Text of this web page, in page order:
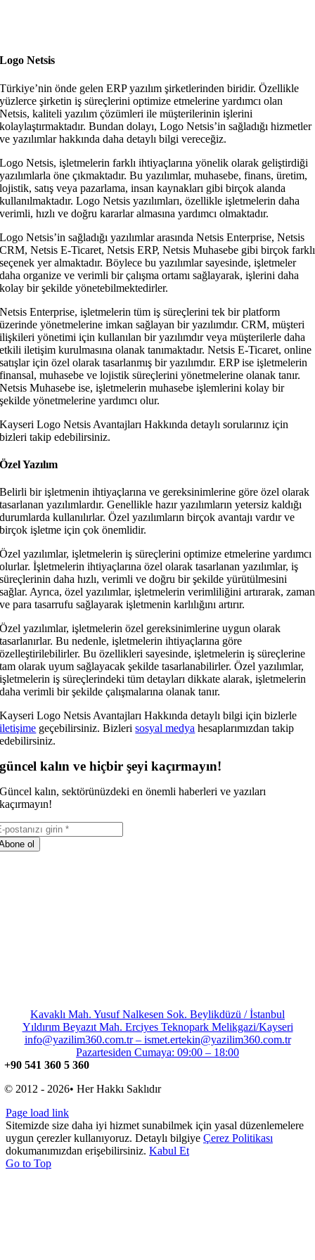
Logo Netsis
Türkiye’nin önde gelen ERP yazılım şirketlerinden biridir. Özellikle
yüzlerce şirketin iş süreçlerini optimize etmelerine yardımcı olan
Netsis, kaliteli yazılım çözümleri ile müşterilerinin işlerini
kolaylaştırmaktadır. Bundan dolayı, Logo Netsis’in sağladığı hizmetler
ve yazılımlar hakkında daha detaylı bilgi vereceğiz.
Logo Netsis, işletmelerin farklı ihtiyaçlarına yönelik olarak geliştirdiği
yazılımlarla öne çıkmaktadır. Bu yazılımlar, muhasebe, finans, üretim,
lojistik, satış veya pazarlama, insan kaynakları gibi birçok alanda
kullanılmaktadır. Logo Netsis yazılımları, özellikle işletmelerin daha
verimli, hızlı ve doğru kararlar almasına yardımcı olmaktadır.
Logo Netsis’in sağladığı yazılımlar arasında Netsis Enterprise, Netsis
CRM, Netsis E-Ticaret, Netsis ERP, Netsis Muhasebe gibi birçok farklı
seçenek yer almaktadır. Böylece bu yazılımlar sayesinde, işletmeler
daha organize ve verimli bir çalışma ortamı sağlayarak, işlerini daha
kolay bir şekilde yönetebilmektedirler.
Netsis Enterprise, işletmelerin tüm iş süreçlerini tek bir platform
üzerinde yönetmelerine imkan sağlayan bir yazılımdır. CRM, müşteri
ilişkileri yönetimi için kullanılan bir yazılımdır veya müşterilerle daha
etkili iletişim kurulmasına olanak tanımaktadır. Netsis E-Ticaret, online
satışlar için özel olarak tasarlanmış bir yazılımdır. ERP ise işletmelerin
finansal, muhasebe ve lojistik süreçlerini yönetmelerine olanak tanır.
Netsis Muhasebe ise, işletmelerin muhasebe işlemlerini kolay bir
şekilde yönetmelerine yardımcı olur.
Kayseri Logo Netsis Avantajları Hakkında detaylı sorularınız için
bizleri takip edebilirsiniz.
Özel Yazılım
Belirli bir işletmenin ihtiyaçlarına ve gereksinimlerine göre özel olarak
tasarlanan yazılımlardır. Genellikle hazır yazılımların yetersiz kaldığı
durumlarda kullanılırlar. Özel yazılımların birçok avantajı vardır ve
birçok işletme için çok önemlidir.
Özel yazılımlar, işletmelerin iş süreçlerini optimize etmelerine yardımcı
olurlar. İşletmelerin ihtiyaçlarına özel olarak tasarlanan yazılımlar, iş
süreçlerinin daha hızlı, verimli ve doğru bir şekilde yürütülmesini
sağlar. Ayrıca, özel yazılımlar, işletmelerin verimliliğini artırarak, zaman
ve para tasarrufu sağlayarak işletmenin karlılığını artırır.
Özel yazılımlar, işletmelerin özel gereksinimlerine uygun olarak
tasarlanırlar. Bu nedenle, işletmelerin ihtiyaçlarına göre
özelleştirilebilirler. Bu özellikleri sayesinde, işletmelerin iş süreçlerine
tam olarak uyum sağlayacak şekilde tasarlanabilirler. Özel yazılımlar,
işletmelerin iş süreçlerindeki tüm detayları dikkate alarak, işletmelerin
daha verimli bir şekilde çalışmalarına olanak tanır.
Kayseri Logo Netsis Avantajları Hakkında detaylı bilgi için bizlerle
iletişime geçebilirsiniz. Bizlerisosyal medya hesaplarımızdan takip
edebilirsiniz.
güncel kalın ve hiçbir şeyi kaçırmayın!
Güncel kalın, sektörünüzdeki en önemli haberleri ve yazıları
kaçırmayın!
ol
Kavaklı Mah. Yusuf Nalkesen Sok. Beylikdüzü / İstanbul
Yıldırım Beyazıt Mah. Erciyes Teknopark Melikgazi/Kayseri
info@yazilim360.com.tr – ismet.ertekin@yazilim360.com.tr
Pazartesiden Cumaya: 09:00 – 18:00
+90 541 360 5 360
© 2012 - 2026• Her Hakkı Saklıdır
Page load link
Sitemizde size daha iyi hizmet sunabilmek için yasal düzenlemelere
uygun çerezler kullanıyoruz. Detaylı bilgiye Çerez Politikası
dokumanımızdan erişebilirsiniz. Kabul Et
Go to Top